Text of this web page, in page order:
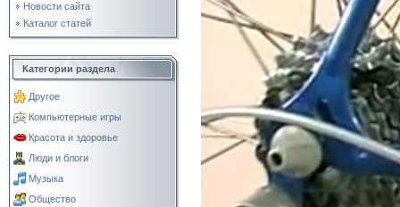
Новости сайта
Каталог статей
Категории раздела
Другое
Компьютерные игры
Красота и здоровье
Люди и блоги
Музыка
Общество